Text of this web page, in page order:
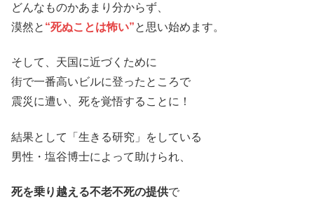
どんなものかあまり分からず、
漠然と “死ぬことは怖い”と思い始めます。
そして、天国に近づくために
街で一番高いビルに登ったところで
震災に遭い、死を覚悟することに！
結果として「生きる研究」をしている
男性・塩谷博士によって助けられ、
死を乗り越える不老不死の提供で